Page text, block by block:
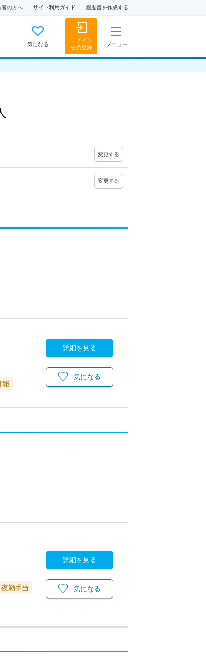
者の方へ サイト利用ガイド 履歴書を作成する
気になる
ログイン
会員登録
メニュー
変更する
変更する
能
詳細を見る
気になる
夜勤手当
詳細を見る
気になる